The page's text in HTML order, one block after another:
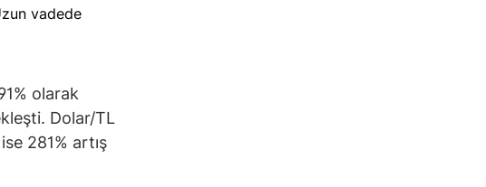
olarak
Dolar/TL
281% artış